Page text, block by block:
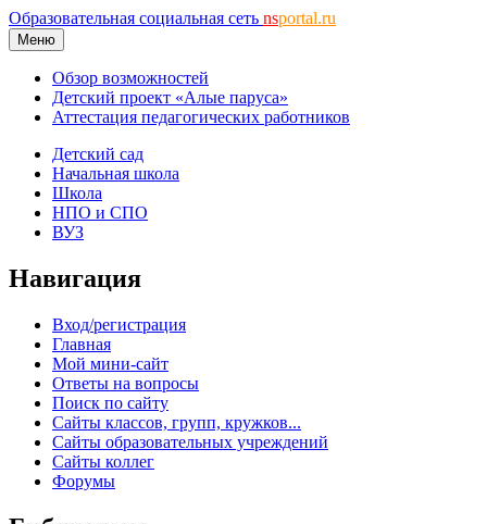
Образовательная социальная сеть nsportal.ru
Меню
Обзор возможностей
Детский проект «Алые паруса»
Аттестация педагогических работников
Детский сад
Начальная школа
Школа
НПО и СПО
ВУЗ
Навигация
Вход/регистрация
Главная
Мой мини-сайт
Ответы на вопросы
Поиск по сайту
Сайты классов, групп, кружков...
Сайты образовательных учреждений
Сайты коллег
Форумы